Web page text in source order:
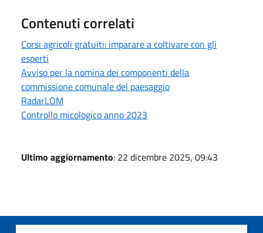
Contenuti correlati
Corsi agricoli gratuiti: imparare a coltivare con gli
esperti
Avviso per la nomina dei componenti della
commissione comunale del paesaggio
RadarLOM
Controllo micologico anno 2023
Ultimo aggiornamento: 22 dicembre 2025, 09:43